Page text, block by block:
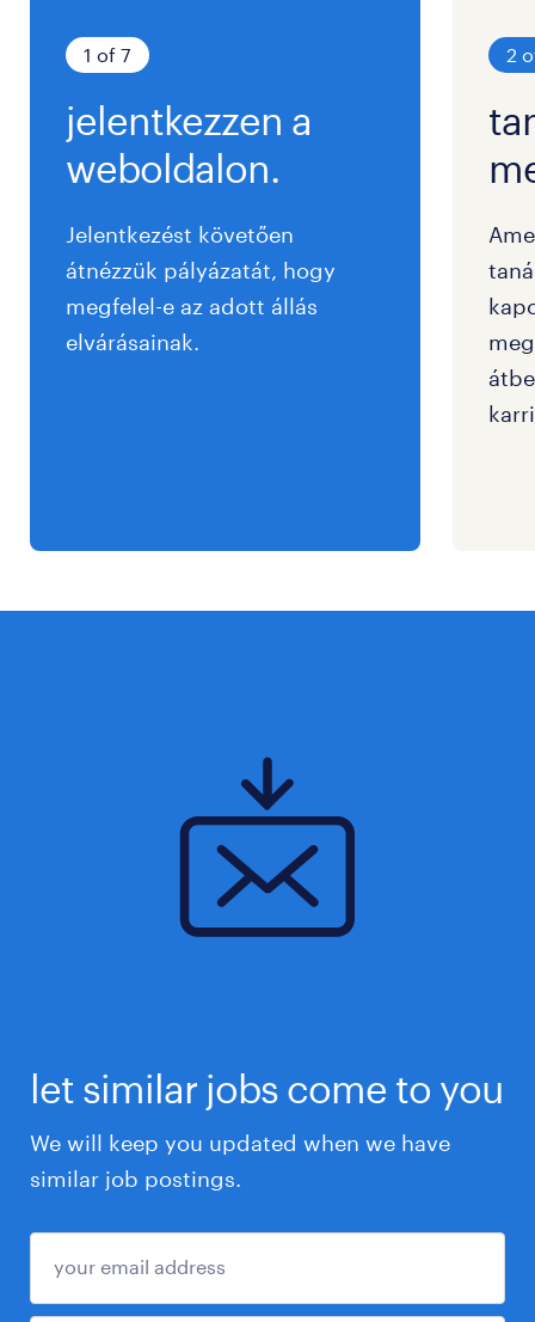
1 of 7
jelentkezzen a
weboldalon.
Jelentkezést követően
átnézzük pályázatát, hogy
megfelel-e az adott állás
elvárásainak.
2
let similar jobs come to you
We will keep you updated when we have
similar job postings.